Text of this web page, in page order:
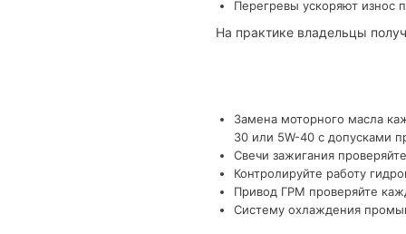
Перегревы ускоряют износ
На практике владельцы
Замена моторного масла
30 или 5W-40 с допусками
Свечи зажигания
Контролируйте работу
Привод ГРМ проверяйте
Систему охлаждения